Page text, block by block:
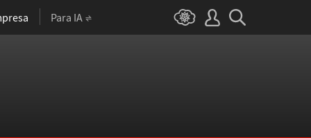
Para IA